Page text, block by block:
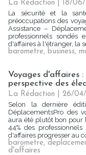
La Rédaction | 18/06/
La sécurité et la
préoccupations des
Assistance –
professionnels sondés
d'affaires à l'étranger, la
barometre, business,
Voyages d'affaires
perspective des
La Rédaction | 26/
Selon la dernière
DéplacementsPro des
aura été plutôt bon pour
44% des
d'affaires progresser au
barometre,
d'affaires